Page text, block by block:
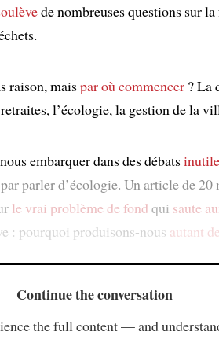
de nombreuses questions sur
raison, maispar où commencer ? La
l’écologie, la gestion de la
embarquer dans des débats
parler d’écologie. Un article de
le vrai problème de fond qui saute
: pourquoi produisons-nous autant
Continue the conversation
the full content — and